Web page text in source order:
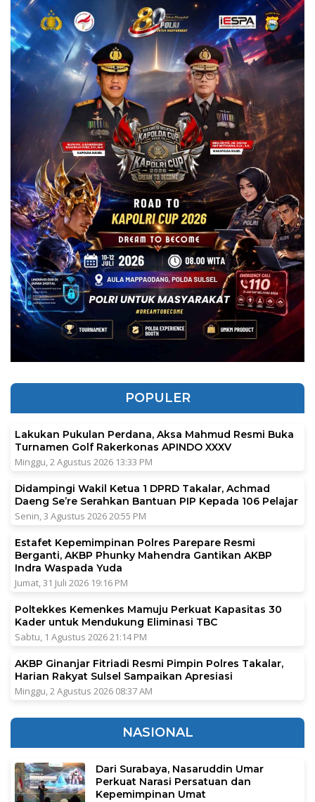
POPULER
Lakukan Pukulan Perdana, Aksa Mahmud Resmi Buka
Turnamen Golf Rakerkonas APINDO XXXV
Minggu, 2 Agustus 2026 13:33 PM
Didampingi Wakil Ketua 1 DPRD Takalar, Achmad
Daeng Se’re Serahkan Bantuan PIP Kepada 106 Pelajar
Senin, 3 Agustus 2026 20:55 PM
Estafet Kepemimpinan Polres Parepare Resmi
Berganti, AKBP Phunky Mahendra Gantikan AKBP
Indra Waspada Yuda
Jumat, 31 Juli 2026 19:16 PM
Poltekkes Kemenkes Mamuju Perkuat Kapasitas 30
Kader untuk Mendukung Eliminasi TBC
Sabtu, 1 Agustus 2026 21:14 PM
AKBP Ginanjar Fitriadi Resmi Pimpin Polres Takalar,
Harian Rakyat Sulsel Sampaikan Apresiasi
Minggu, 2 Agustus 2026 08:37 AM
NASIONAL
Dari Surabaya, Nasaruddin Umar
Perkuat Narasi Persatuan dan
Kepemimpinan Umat